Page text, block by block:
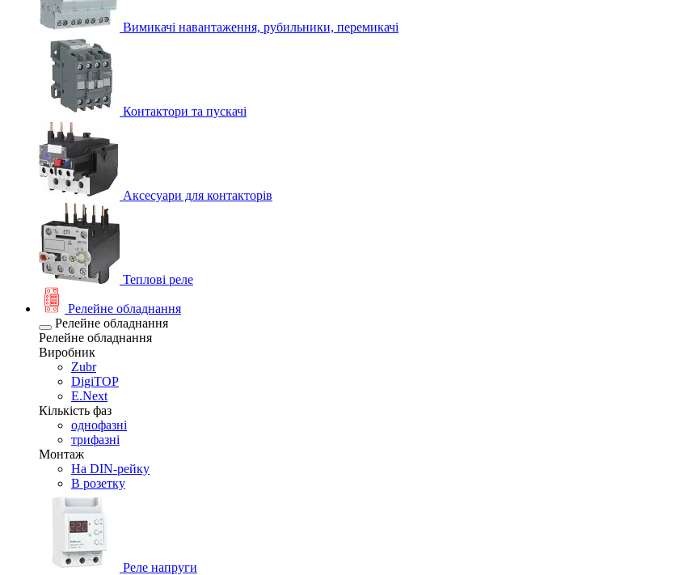
Вимикачі навантаження, рубильники, перемикачі
Контактори та пускачі
Аксесуари для контакторів
Теплові реле
Релейне обладнання
Релейне обладнання
Релейне обладнання
Виробник
Zubr
DigiTOP
E.Next
Кількість фаз
однофазні
трифазні
Монтаж
На DIN-рейку
В розетку
Реле напруги